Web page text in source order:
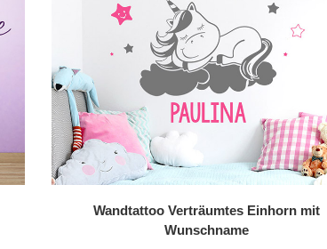
Wandtattoo Verträumtes Einhorn mit
Wunschname